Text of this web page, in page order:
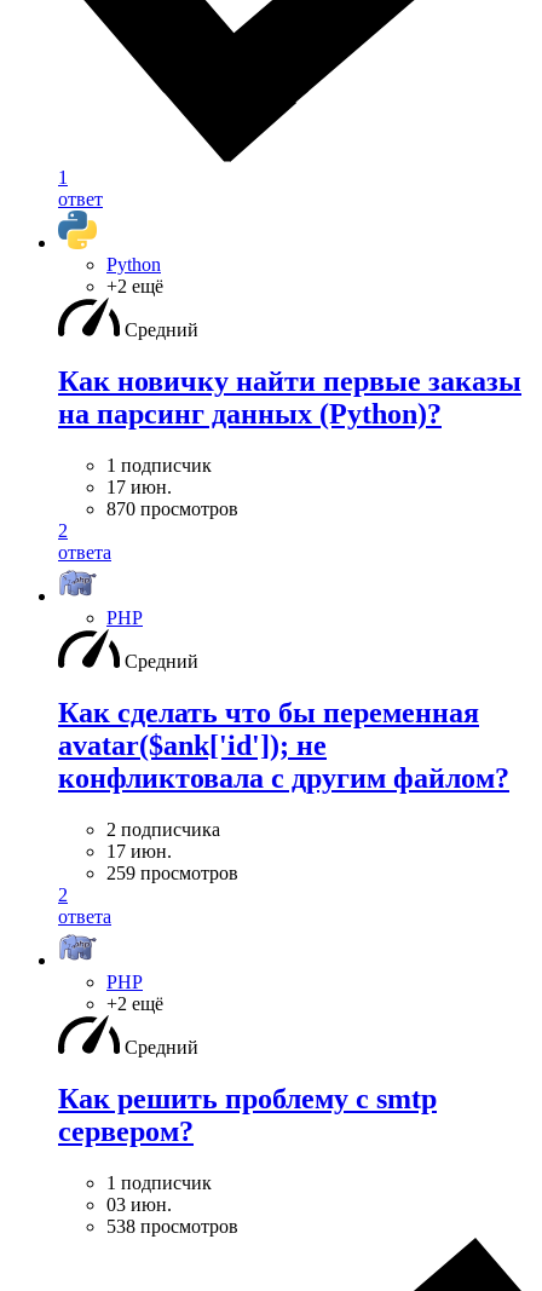
1
ответ
Python
+2 ещё
Средний
Как новичку найти первые заказы
на парсинг данных (Python)?
1 подписчик
17 июн.
870 просмотров
2
ответа
PHP
Средний
Как сделать что бы переменная
avatar($ank['id']); не
конфликтовала с другим файлом?
2 подписчика
17 июн.
259 просмотров
2
ответа
PHP
+2 ещё
Средний
Как решить проблему с smtp
сервером?
1 подписчик
03 июн.
538 просмотров